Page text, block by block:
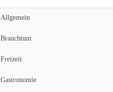
Allgemein
Brauchtum
Freizeit
Gastronomie